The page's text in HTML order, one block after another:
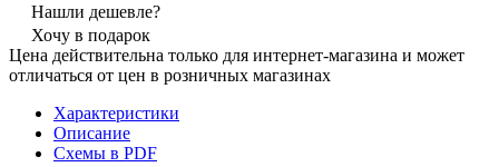
Нашли дешевле?
Хочу в подарок
Цена действительна только для интернет-магазина и может
отличаться от цен в розничных магазинах
Характеристики
Описание
Схемы в PDF